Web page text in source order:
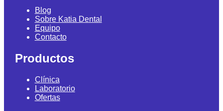
Blog
Sobre Katia Dental
Equipo
Contacto
Productos
Clínica
Laboratorio
Ofertas